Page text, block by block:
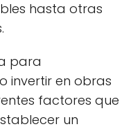
hasta otras
para
invertir en obras
factores que
un